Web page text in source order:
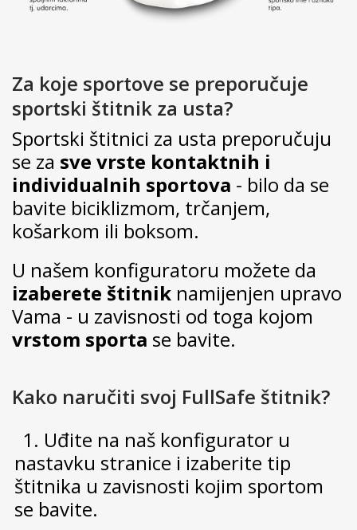
Za koje sportove se preporučuje
sportski štitnik za usta?
Sportski štitnici za usta preporučuju
se za sve vrste kontaktnih i
individualnih sportova - bilo da se
bavite biciklizmom, trčanjem,
košarkom ili boksom.
U našem konfiguratoru možete da
izaberete štitnik namijenjen upravo
Vama - u zavisnosti od toga kojom
vrstom sporta se bavite.
Kako naručiti svoj FullSafe štitnik?
1. Uđite na naš konfigurator u
nastavku stranice i izaberite tip
štitnika u zavisnosti kojim sportom
se bavite.